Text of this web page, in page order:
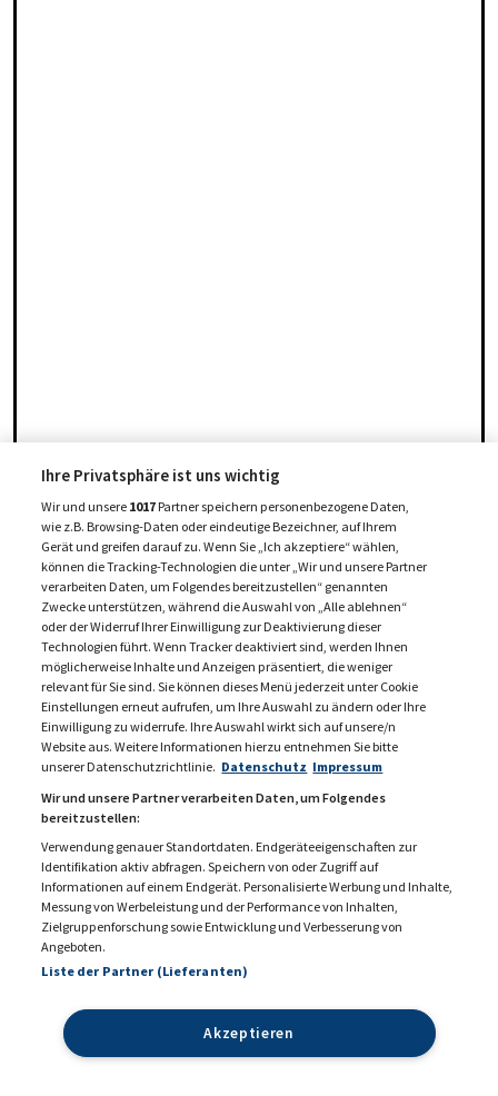
KONTAKT
MEDIADATEN 2026
DATENSCHUTZ
COOKIE EINSTELLUNGEN
Ihre Privatsphäre ist uns wichtig
Wir und unsere 1017Partner speichern personenbezogene Daten,
wie z.B. Browsing-Daten oder eindeutige Bezeichner, auf Ihrem
Gerät und greifen darauf zu. Wenn Sie „Ich akzeptiere“ wählen,
können die Tracking-Technologien die unter „Wir und unsere Partner
verarbeiten Daten, um Folgendes bereitzustellen“ genannten
Zwecke unterstützen, während die Auswahl von „Alle ablehnen“
oder der Widerruf Ihrer Einwilligung zur Deaktivierung dieser
Technologien führt. Wenn Tracker deaktiviert sind, werden Ihnen
möglicherweise Inhalte und Anzeigen präsentiert, die weniger
relevant für Sie sind. Sie können dieses Menü jederzeit unter Cookie
Einstellungen erneut aufrufen, um Ihre Auswahl zu ändern oder Ihre
Einwilligung zu widerrufe. Ihre Auswahl wirkt sich auf unsere/n
Website aus. Weitere Informationen hierzu entnehmen Sie bitte
unserer Datenschutzrichtlinie. Datenschutz Impressum
Wir und unsere Partner verarbeiten Daten, um Folgendes
bereitzustellen:
Verwendung genauer Standortdaten. Endgeräteeigenschaften zur
Identifikation aktiv abfragen. Speichern von oder Zugriff auf
Informationen auf einem Endgerät. Personalisierte Werbung und Inhalte,
Messung von Werbeleistung und der Performance von Inhalten,
Zielgruppenforschung sowie Entwicklung und Verbesserung von
Angeboten.
Liste der Partner (Lieferanten)
Akzeptieren